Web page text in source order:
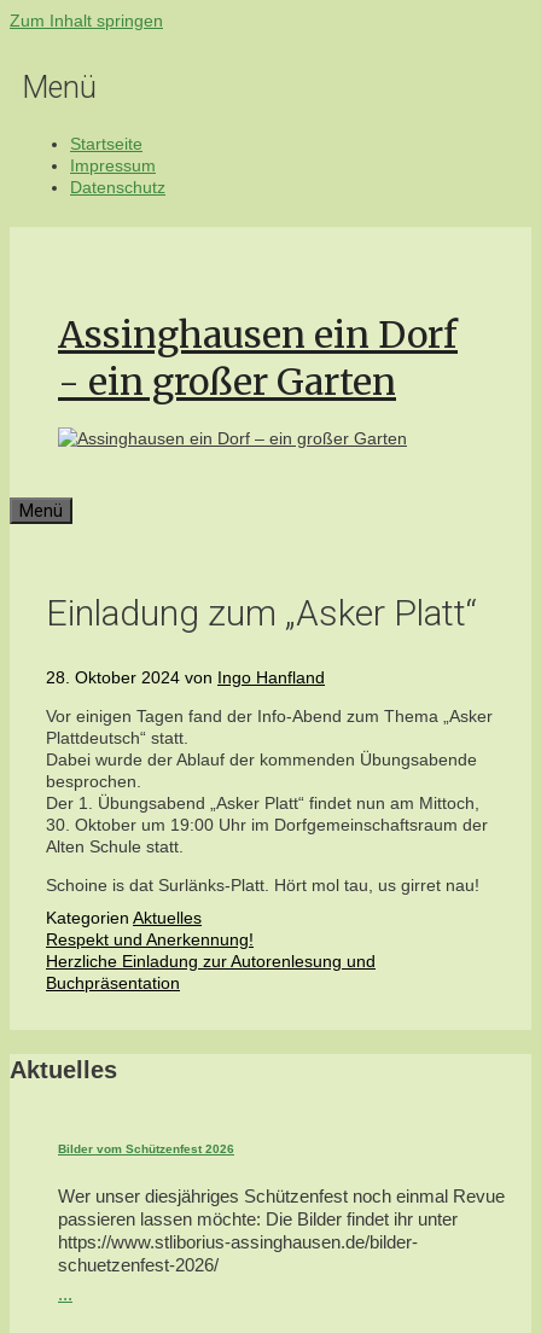
Zum Inhalt springen
Menü
Startseite
Impressum
Datenschutz
Assinghausen ein Dorf
- ein großer Garten
Menü
Einladung zum „Asker Platt“
28. Oktober 2024 von Ingo Hanfland
Vor einigen Tagen fand der Info-Abend zum Thema „Asker
Plattdeutsch“ statt.
Dabei wurde der Ablauf der kommenden Übungsabende
besprochen.
Der 1. Übungsabend „Asker Platt“ findet nun am Mittoch,
30. Oktober um 19:00 Uhr im Dorfgemeinschaftsraum der
Alten Schule statt.
Schoine is dat Surlänks-Platt. Hört mol tau, us girret nau!
Kategorien Aktuelles
Respekt und Anerkennung!
Herzliche Einladung zur Autorenlesung und
Buchpräsentation
Aktuelles
Bilder vom Schützenfest 2026
Wer unser diesjähriges Schützenfest noch einmal Revue
passieren lassen möchte: Die Bilder findet ihr unter
https://www.stliborius-assinghausen.de/bilder-
schuetzenfest-2026/
...